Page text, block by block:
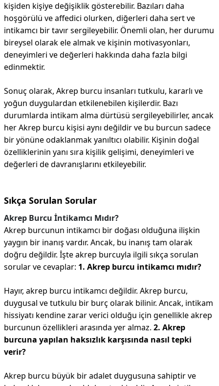
kişiden kişiye değişiklik gösterebilir. Bazıları daha
hoşgörülü ve affedici olurken, diğerleri daha sert ve
intikamcı bir tavır sergileyebilir. Önemli olan, her durumu
bireysel olarak ele almak ve kişinin motivasyonları,
deneyimleri ve değerleri hakkında daha fazla bilgi
edinmektir.
Sonuç olarak, Akrep burcu insanları tutkulu, kararlı ve
yoğun duygulardan etkilenebilen kişilerdir. Bazı
durumlarda intikam alma dürtüsü sergileyebilirler, ancak
her Akrep burcu kişisi aynı değildir ve bu burcun sadece
bir yönüne odaklanmak yanıltıcı olabilir. Kişinin doğal
özelliklerinin yanı sıra kişilik gelişimi, deneyimleri ve
değerleri de davranışlarını etkileyebilir.
Sıkça Sorulan Sorular
Akrep Burcu İntikamcı Mıdır?
Akrep burcunun intikamcı bir doğası olduğuna ilişkin
yaygın bir inanış vardır. Ancak, bu inanış tam olarak
doğru değildir. İşte akrep burcuyla ilgili sıkça sorulan
sorular ve cevaplar: 1. Akrep burcu intikamcı mıdır?
Hayır, akrep burcu intikamcı değildir. Akrep burcu,
duygusal ve tutkulu bir burç olarak bilinir. Ancak, intikam
hissiyatı kendine zarar verici olduğu için genellikle akrep
burcunun özellikleri arasında yer almaz. 2. Akrep
burcuna yapılan haksızlık karşısında nasıl tepki
verir?
Akrep burcu büyük bir adalet duygusuna sahiptir ve